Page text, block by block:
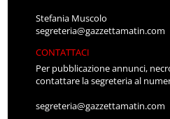
Stefania Muscolo
segreteria@gazzettamatin.com
CONTATTACI
Per pubblicazione annunci,
contattare la segreteria al
segreteria@gazzettamatin.com